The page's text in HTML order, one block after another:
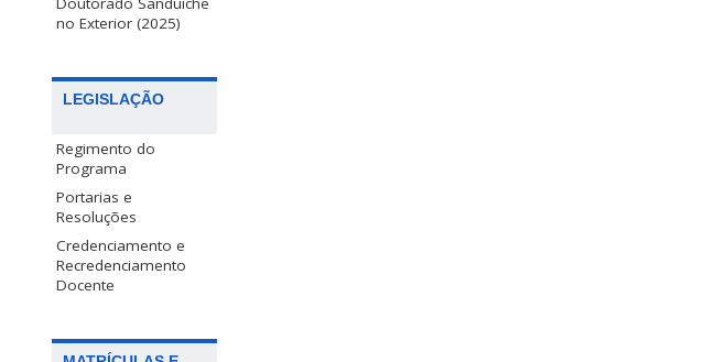
no Exterior (2025)
LEGISLAÇÃO
Regimento do
Programa
Portarias e
Resoluções
Credenciamento e
Recredenciamento
Docente